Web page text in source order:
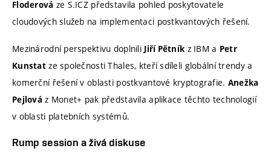
Floderová ze S.ICZ představila pohled poskytovatele
cloudových služeb na implementaci postkvantových řešení.
Mezinárodní perspektivu doplnili Jiří Pětník z IBM a Petr
Kunstat ze společnosti Thales, kteří sdíleli globální trendy a
komerční řešení v oblasti postkvantové kryptografie. Anežka
Pejlová z Monet+ pak představila aplikace těchto technologií
v oblasti platebních systémů.
Rump session a živá diskuse